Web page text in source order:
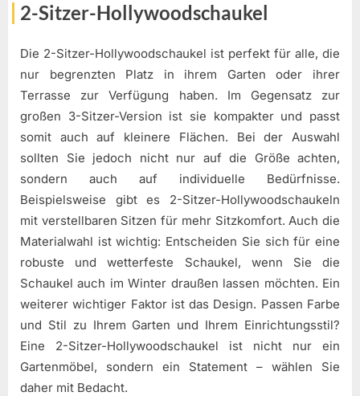
2-Sitzer-Hollywoodschaukel
Die 2-Sitzer-Hollywoodschaukel ist perfekt für alle, die
nur begrenzten Platz in ihrem Garten oder ihrer
Terrasse zur Verfügung haben. Im Gegensatz zur
großen 3-Sitzer-Version ist sie kompakter und passt
somit auch auf kleinere Flächen. Bei der Auswahl
sollten Sie jedoch nicht nur auf die Größe achten,
sondern auch auf individuelle Bedürfnisse.
Beispielsweise gibt es 2-Sitzer-Hollywoodschaukeln
mit verstellbaren Sitzen für mehr Sitzkomfort. Auch die
Materialwahl ist wichtig: Entscheiden Sie sich für eine
robuste und wetterfeste Schaukel, wenn Sie die
Schaukel auch im Winter draußen lassen möchten. Ein
weiterer wichtiger Faktor ist das Design. Passen Farbe
und Stil zu Ihrem Garten und Ihrem Einrichtungsstil?
Eine 2-Sitzer-Hollywoodschaukel ist nicht nur ein
Gartenmöbel, sondern ein Statement – wählen Sie
daher mit Bedacht.